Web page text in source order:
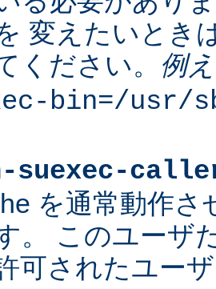
変えたいとき
ください。 例
bin=/usr/
suexec-
を通常動作さ
。 このユーザ
可されたユー